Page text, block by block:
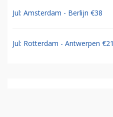
Jul: Amsterdam - Berlijn €38
Jul: Rotterdam - Antwerpen €21